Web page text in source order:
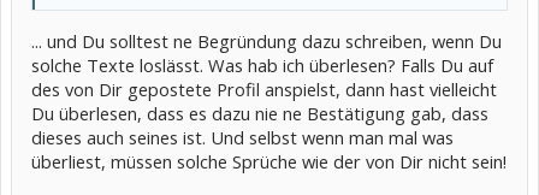
... und Du solltest ne Begründung dazu schreiben, wenn Du
solche Texte loslässt. Was hab ich überlesen? Falls Du auf
des von Dir gepostete Profil anspielst, dann hast vielleicht
Du überlesen, dass es dazu nie ne Bestätigung gab, dass
dieses auch seines ist. Und selbst wenn man mal was
überliest, müssen solche Sprüche wie der von Dir nicht sein!